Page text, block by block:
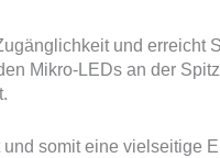
und erreicht
Mikro-LEDs an der
somit eine vielseitige